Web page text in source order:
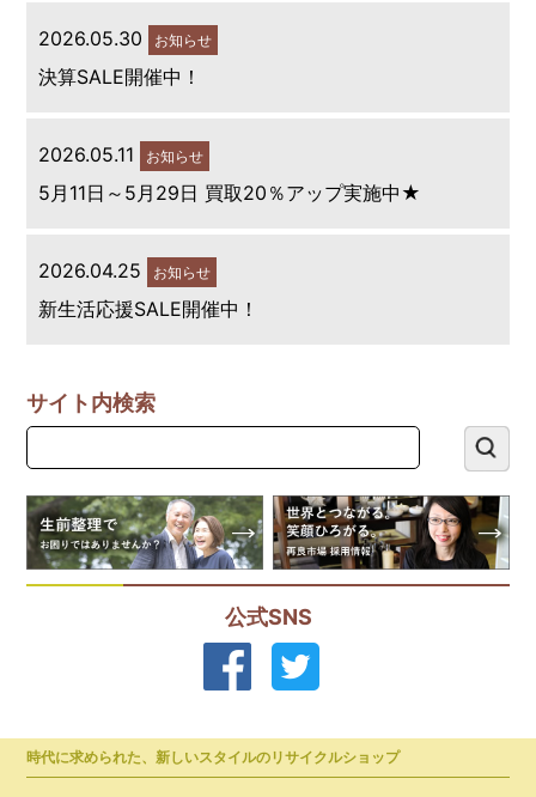
2026.05.30 お知らせ
決算SALE開催中！
2026.05.11 お知らせ
5月11日～5月29日 買取20％アップ実施中★
2026.04.25 お知らせ
新生活応援SALE開催中！
サイト内検索
公式SNS
時代に求められた、新しいスタイルのリサイクルショップ